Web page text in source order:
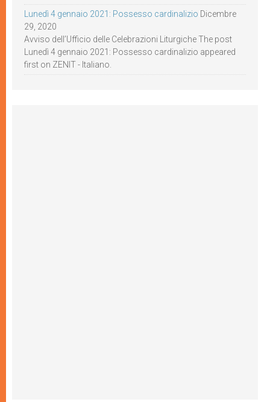
Lunedì 4 gennaio 2021: Possesso cardinalizio Dicembre
29, 2020
Avviso dell’Ufficio delle Celebrazioni Liturgiche The post
Lunedì 4 gennaio 2021: Possesso cardinalizio appeared
first on ZENIT - Italiano.